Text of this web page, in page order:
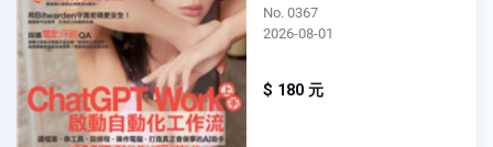
No. 0367
2026-08-01
$ 180 元